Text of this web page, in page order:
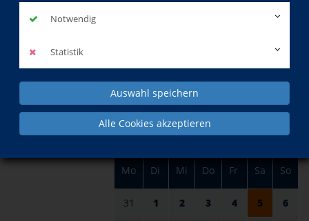
Notwendig
Statistik
Auswahl speichern
Alle Cookies akzeptieren
im November
Mo Di Mi Do Fr Sa So
31 1 2 3 4 5 6
am 05.